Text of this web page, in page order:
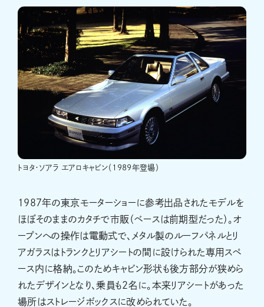
トヨタ・ソアラ エアロキャビン（1989年登場）
1987年の東京モーターショーに参考出品されたモデルを
ほぼそのままのカタチで市販（ベースは前期型だった）。オ
ープンへの操作は電動式で、メタル製のルーフパネルとリ
アガラスはトランクとリアシートの間に設けられた専用スペ
ース内に格納。このためキャビン形状も後方部分が狭めら
れたデザインとなり、乗員も2名に。本来リアシートがあった
場所はストレージボックスに改められていた。